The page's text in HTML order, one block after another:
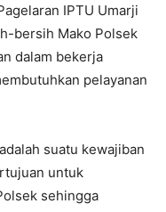
IPTU Umarji
bersih Mako Polsek
dalam bekerja
pelayanan
suatu kewajiban
untuk
sehingga